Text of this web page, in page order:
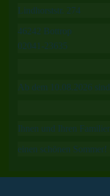
Lindhorststr. 274
46242 Bottrop
02041-23635
Ab dem 10.08.2026
Ihnen und Ihren
einen schönen Sommer!